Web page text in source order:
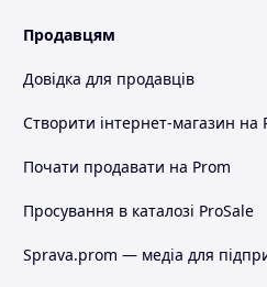
Продавцям
Довідка для продавців
Створити інтернет-магазин на
Почати продавати на Prom
Просування в каталозі ProSale
Sprava.prom — медіа для